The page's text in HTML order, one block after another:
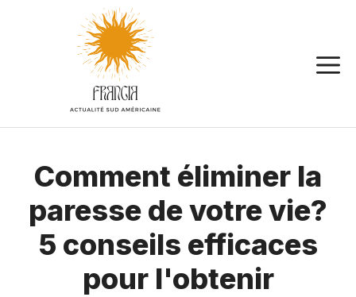
Comment éliminer la
paresse de votre vie?
5 conseils efficaces
pour l'obtenir